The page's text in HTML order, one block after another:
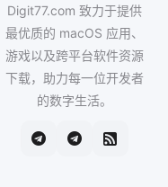
Digit77.com 致力于提供
最优质的 macOS 应用、
游戏以及跨平台软件资源
下载，助力每一位开发者
的数字生活。